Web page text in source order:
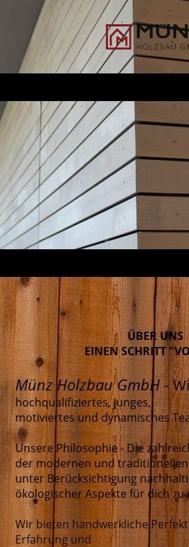
ÜBER UNS
EINEN SCHRITT
Münz Holzbau GmbH-
hochqualifiziertes, junges,
motiviertes und dynamisches
Unsere Philosophie - Die
der modernen und
unter Berücksichtigung
ökologischer Aspekte für dich zu
Wir bieten handwerkliche
Erfahrung und